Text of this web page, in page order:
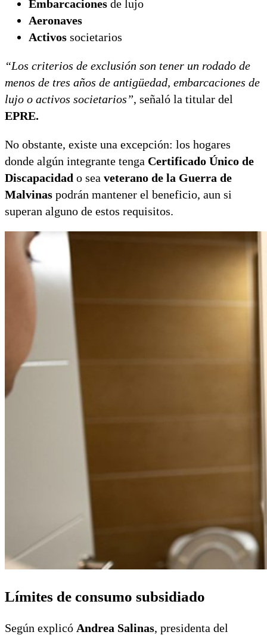
Embarcaciones de lujo
Aeronaves
Activos societarios
“Los criterios de exclusión son tener un rodado de
menos de tres años de antigüedad, embarcaciones de
lujo o activos societarios”, señaló la titular del
EPRE.
No obstante, existe una excepción: los hogares
donde algún integrante tenga Certificado Único de
Discapacidad o sea veterano de la Guerra de
Malvinas podrán mantener el beneficio, aun si
superan alguno de estos requisitos.
Límites de consumo subsidiado
Según explicó Andrea Salinas, presidenta del